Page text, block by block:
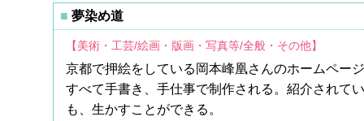
夢染め道
【美術・工芸/絵画・版画・写真等/全般・その他】
京都で押絵をしている岡本峰凰さんのホームペー
すべて手書き、手仕事で制作される。紹介されて
も、生かすことができる。